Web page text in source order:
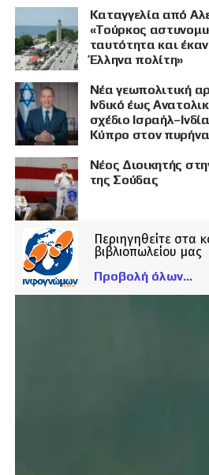
Καταγγελία από
«Τούρκος
ταυτότητα και
Έλληνα πολίτη»
Νέα γεωπολιτική
Ινδικό έως
σχέδιο
Κύπρο στον πυρήνα
Νέος Διοικητής
της Σούδας
Περιηγηθείτε στα
βιβλιοπωλείου μας
Προβολή όλων